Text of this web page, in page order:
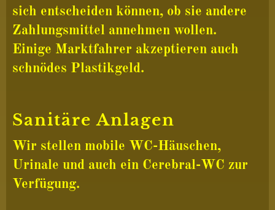
sich entscheiden können, ob sie andere
Zahlungsmittel annehmen wollen.
Einige Marktfahrer akzeptieren auch
schnödes Plastikgeld.
Sanitäre Anlagen
Wir stellen mobile WC-Häuschen,
Urinale und auch ein Cerebral-WC zur
Verfügung.